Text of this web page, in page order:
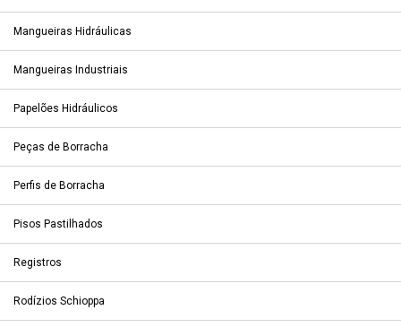
Mangueiras Hidráulicas
Mangueiras Industriais
Papelões Hidráulicos
Peças de Borracha
Perfis de Borracha
Pisos Pastilhados
Registros
Rodízios Schioppa